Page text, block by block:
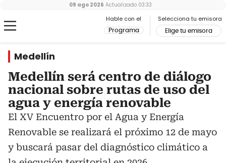
Hable con el
Programa
Selecciona tu emisora
Elige tu emisora
09 ago 2026 Actualizado 03:33
Medellín
Medellín será centro de diálogo
nacional sobre rutas de uso del
agua y energía renovable
El XV Encuentro por el Agua y Energía
Renovable se realizará el próximo 12 de mayo
y buscará pasar del diagnóstico climático a